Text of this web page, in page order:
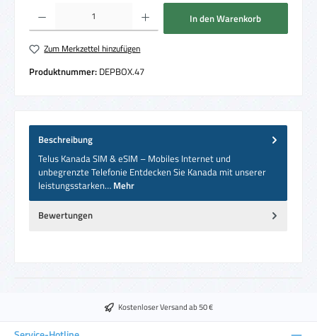
Produkt Anzahl: Gib den gewünschten Wert ein oder benutze die Schaltflächen um
In den Warenkorb
Zum Merkzettel hinzufügen
Produktnummer: DEPBOX.47
Beschreibung
Telus Kanada SIM & eSIM – Mobiles Internet und
unbegrenzte Telefonie Entdecken Sie Kanada mit unserer
leistungsstarken… Mehr
Bewertungen
Kostenloser Versand ab 50 €